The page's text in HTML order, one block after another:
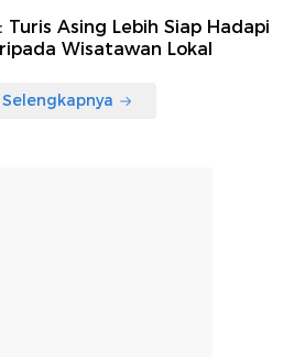
Turis Asing Lebih Siap Hadapi
Wisatawan Lokal